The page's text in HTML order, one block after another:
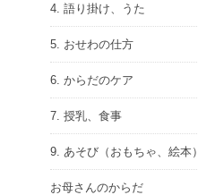
4. 語り掛け、うた
5. おせわの仕方
6. からだのケア
7. 授乳、食事
9. あそび（おもちゃ、絵本）
お母さんのからだ